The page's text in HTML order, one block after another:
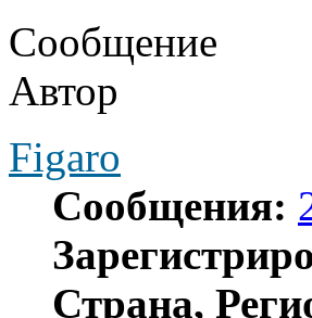
Сообщение
Автор
Figaro
Сообщения:
Страна,